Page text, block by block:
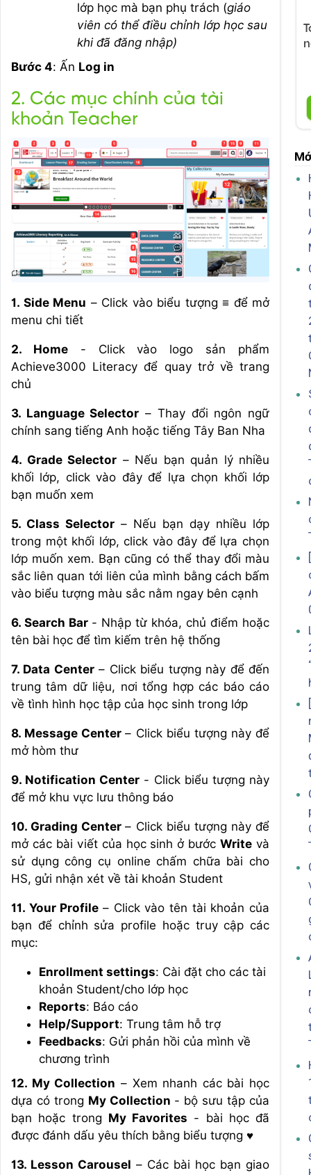
lớp học mà bạn phụ trách (giáo
viên có thể điều chỉnh lớp học sau
khi đã đăng nhập)
Bước 4: Ấn Log in
2. Các mục chính của tài
khoản Teacher
1. Side Menu – Click vào biểu tượng ≡ để mở
menu chi tiết
2. Home- Click vào logo sản phẩm
Achieve3000 Literacy để quay trở về trang
chủ
3. Language Selector – Thay đổi ngôn ngữ
chính sang tiếng Anh hoặc tiếng Tây Ban Nha
4. Grade Selector – Nếu bạn quản lý nhiều
khối lớp, click vào đây để lựa chọn khối lớp
bạn muốn xem
5. Class Selector – Nếu bạn dạy nhiều lớp
trong một khối lớp, click vào đây để lựa chọn
lớp muốn xem. Bạn cũng có thể thay đổi màu
sắc liên quan tới liên của mình bằng cách bấm
vào biểu tượng màu sắc nằm ngay bên cạnh
6. Search Bar - Nhập từ khóa, chủ điểm hoặc
tên bài học để tìm kiếm trên hệ thống
7. Data Center– Click biểu tượng này để đến
trung tâm dữ liệu, nơi tổng hợp các báo cáo
về tình hình học tập của học sinh trong lớp
8. Message Center– Click biểu tượng này để
mở hòm thư
9. Notification Center - Click biểu tượng này
để mở khu vực lưu thông báo
10. Grading Center– Click biểu tượng này để
mở các bài viết của học sinh ở bướcWrite và
sử dụng công cụ online chấm chữa bài cho
HS, gửi nhận xét về tài khoản Student
11. Your Profile – Click vào tên tài khoản của
bạn để chỉnh sửa profile hoặc truy cập các
mục:
Enrollment settings: Cài đặt cho các tài
khoản Student/cho lớp học
Reports: Báo cáo
Help/Support: Trung tâm hỗ trợ
Feedbacks: Gửi phản hồi của mình về
chương trình
12. My Collection – Xem nhanh các bài học
dựa có trong My Collection - bộ sưu tập của
bạn hoặc trong My Favorites - bài học đã
được đánh dấu yêu thích bằng biểu tượng ♥️
13. Lesson Carousel – Các bài học bạn giao